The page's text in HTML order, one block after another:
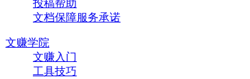
投稿帮助
文档保障服务承诺
文赚学院
文赚入门
工具技巧